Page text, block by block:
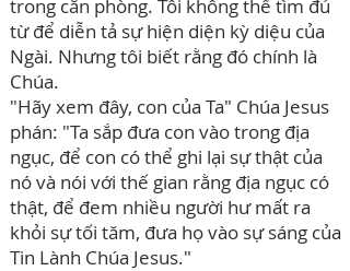
trong căn phòng. Tôi không thể tìm đủ
từ để diễn tả sự hiện diện kỳ diệu của
Ngài. Nhưng tôi biết rằng đó chính là
Chúa.
"Hãy xem đây, con của Ta" Chúa Jesus
phán: "Ta sắp đưa con vào trong địa
ngục, để con có thể ghi lại sự thật của
nó và nói với thế gian rằng địa ngục có
thật, để đem nhiều người hư mất ra
khỏi sự tối tăm, đưa họ vào sự sáng của
Tin Lành Chúa Jesus."